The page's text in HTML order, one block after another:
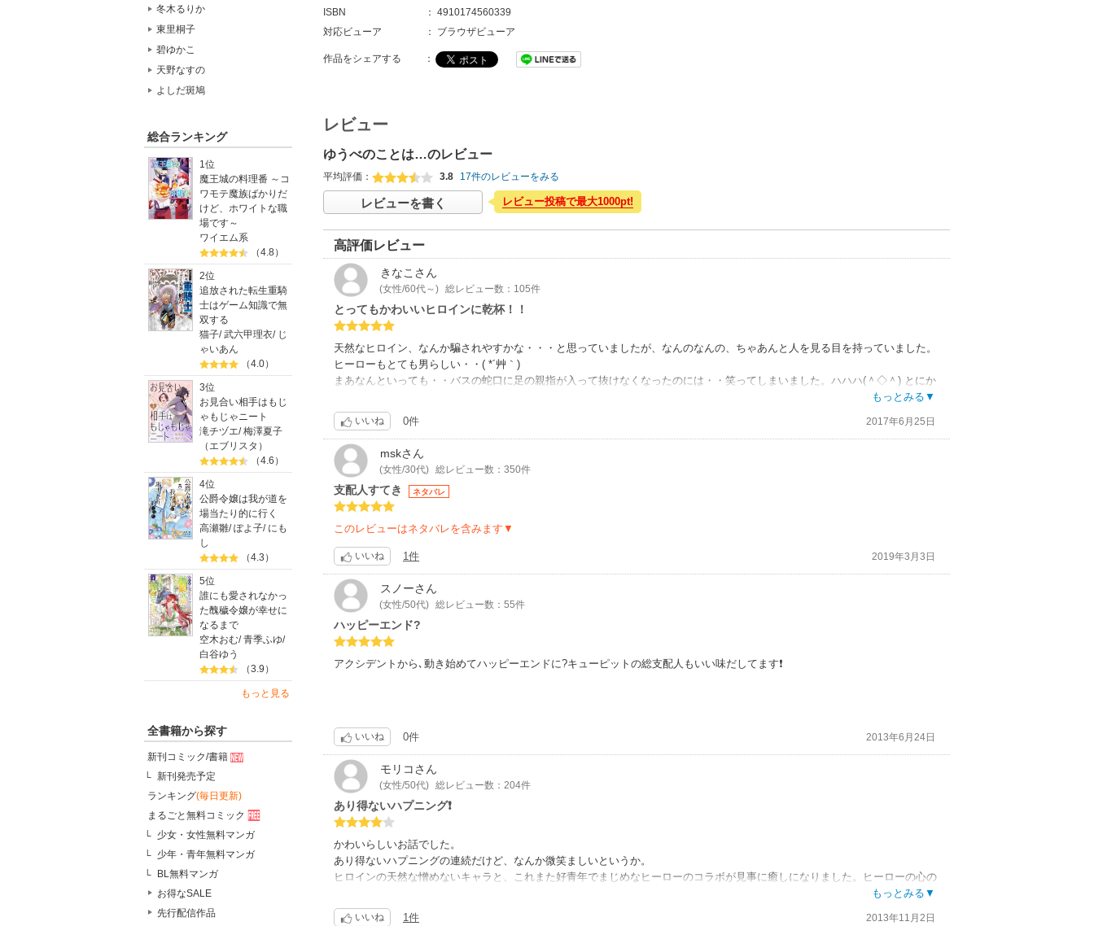
冬木るりか
東里桐子
碧ゆかこ
天野なすの
よしだ斑鳩
総合ランキング
1位
魔王城の料理番 ～コ
ワモテ魔族ばかりだ
けど、ホワイトな職
場です～
ワイエム系
（4.8）
2位
追放された転生重騎
士はゲーム知識で無
双する
猫子/武六甲理衣/ じ
ゃいあん
（4.0）
3位
お見合い相手はもじ
ゃもじゃニート
滝チヅエ/梅澤夏子
（エブリスタ）
（4.6）
4位
公爵令嬢は我が道を
場当たり的に行く
高瀬雛/ぽよ子/ にも
し
（4.3）
5位
誰にも愛されなかっ
た醜穢令嬢が幸せに
なるまで
空木おむ/青季ふゆ/
白谷ゆう
（3.9）
もっと見る
全書籍から探す
新刊コミック/書籍
新刊発売予定
ランキング(毎日更新)
まるごと無料コミック
少女・女性無料マンガ
少年・青年無料マンガ
BL無料マンガ
お得なSALE
先行配信作品
ISBN
： 4910174560339
対応ビューア
： ブラウザビューア
作品をシェアする ：
レビュー
ゆうべのことは…のレビュー
平均評価： 3.8 17件のレビューをみる
レビューを書く レビュー投稿で最大1000pt!
高評価レビュー
きなこ さん
(女性/60代～) 総レビュー数：105件
とってもかわいいヒロインに乾杯！！
天然なヒロイン、なんか騙されやすかな・・・と思っていましたが、なんのなんの、ちゃあんと人を見る目を持っていました。
ヒーローもとても男らしい・・( *´艸｀)
まあなんといっても・・バスの蛇口に足の親指が入って抜けなくなったのには・・笑ってしまいました。ハハハ(＾◇＾) とにか
もっとみる▼
いいね 0件 2017年6月25日
mskさん
(女性/30代) 総レビュー数：350件
支配人すてき ネタバレ
このレビューはネタバレを含みます▼
いいね 1件 2019年3月3日
スノーさん
(女性/50代) 総レビュー数：55件
ハッピーエンド?
アクシデントから､動き始めてハッピーエンドに?キューピットの総支配人もいい味だしてます❗
いいね 0件 2013年6月24日
モリコ さん
(女性/50代) 総レビュー数：204件
あり得ないハプニング❗
かわいらしいお話でした。
あり得ないハプニングの連続だけど、なんか微笑ましいというか。
ヒロインの天然な憎めないキャラと、これまた好青年でまじめなヒーローのコラボが見事に癒しになりました。ヒーローの心の
声が、なんかいい人キャラでちょっと笑えた。かといって、ヒーローの友人でヒロインの婚約者でもあるスティーブに毅然とし
た態度をとる凛々しさもあります。
もっとみる▼
いいね 1件 2013年11月2日